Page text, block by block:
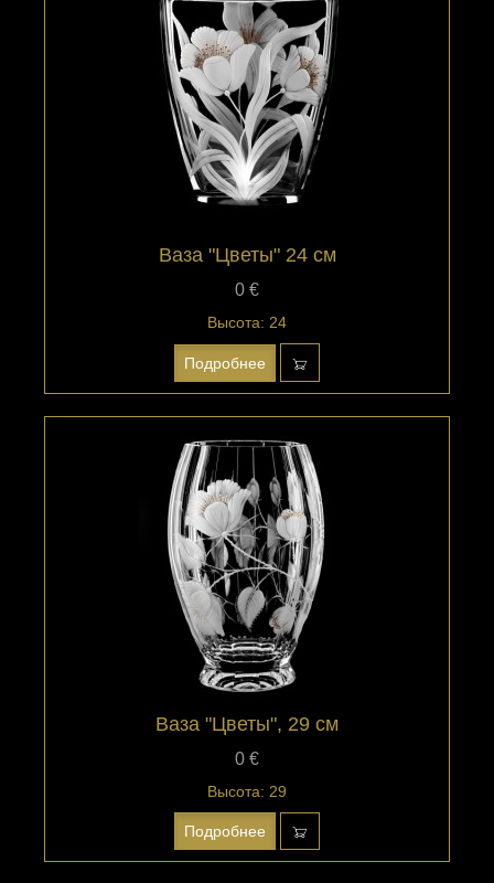
Ваза "Цветы" 24 см
0 €
Высота: 24
Подробнее
Ваза "Цветы", 29 см
0 €
Высота: 29
Подробнее